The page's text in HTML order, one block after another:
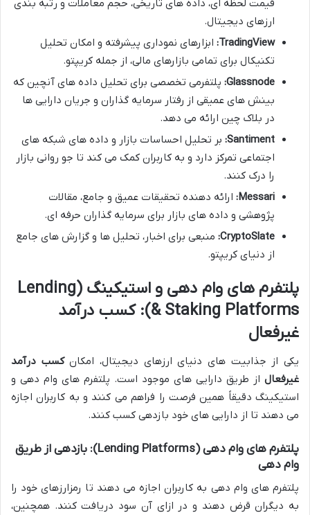
قیمت لحظه ای، داده های تاریخی، حجم معاملات و رتبه بندی
ارزهای دیجیتال.
TradingView: ابزارهای نموداری پیشرفته و امکان تحلیل
تکنیکال برای تمامی بازارهای مالی، از جمله کریپتو.
Glassnode: پلتفرمی تخصصی برای تحلیل داده های آنچین که
بینش های عمیقی از رفتار سرمایه گذاران و جریان دارایی ها
در بلاک چین ارائه می دهد.
Santiment: بر تحلیل احساسات بازار و داده های شبکه های
اجتماعی تمرکز دارد و به کاربران کمک می کند تا جو روانی بازار
را درک کنند.
Messari: ارائه دهنده تحقیقات عمیق و جامع، مقالات
پژوهشی و داده های بازار برای سرمایه گذاران حرفه ای.
CryptoSlate: منبعی برای اخبار، تحلیل ها و گزارش های جامع
از دنیای کریپتو.
پلتفرم های وام دهی و استیکینگ (Lending
& Staking Platforms): کسب درآمد
غیرفعال
یکی از جذابیت های دنیای ارزهای دیجیتال، امکانکسب درآمد
غیرفعال از طریق دارایی های موجود است. پلتفرم های وام دهی و
استیکینگ دقیقاً همین فرصت را فراهم می کنند و به کاربران اجازه
می دهند تا از دارایی های خود بازدهی کسب کنند.
پلتفرم های وام دهی (Lending Platforms): بازدهی از طریق
وام دهی
پلتفرم های وام دهی به کاربران اجازه می دهند تا رمزارزهای خود را
به دیگران قرض دهند و در ازای آن سود دریافت کنند. همچنین،